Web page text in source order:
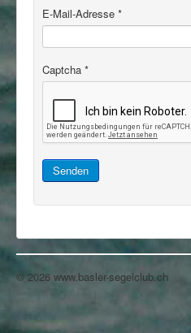
E-Mail-Adresse *
Captcha *
Senden
© 2026 www.basler-segelclub.ch